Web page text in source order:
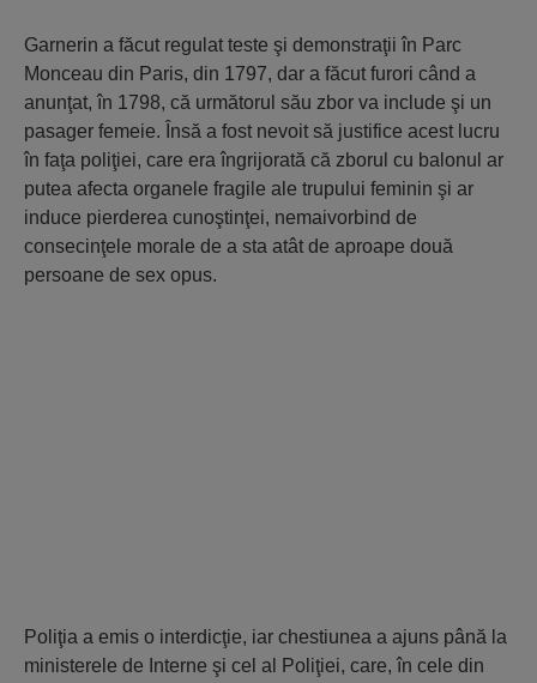
Garnerin a făcut regulat teste şi demonstraţii în Parc
Monceau din Paris, din 1797, dar a făcut furori când a
anunţat, în 1798, că următorul său zbor va include şi un
pasager femeie. Însă a fost nevoit să justifice acest lucru
în faţa poliţiei, care era îngrijorată că zborul cu balonul ar
putea afecta organele fragile ale trupului feminin şi ar
induce pierderea cunoştinţei, nemaivorbind de
consecinţele morale de a sta atât de aproape două
persoane de sex opus.
Poliţia a emis o interdicţie, iar chestiunea a ajuns până la
ministerele de Interne şi cel al Poliţiei, care, în cele din